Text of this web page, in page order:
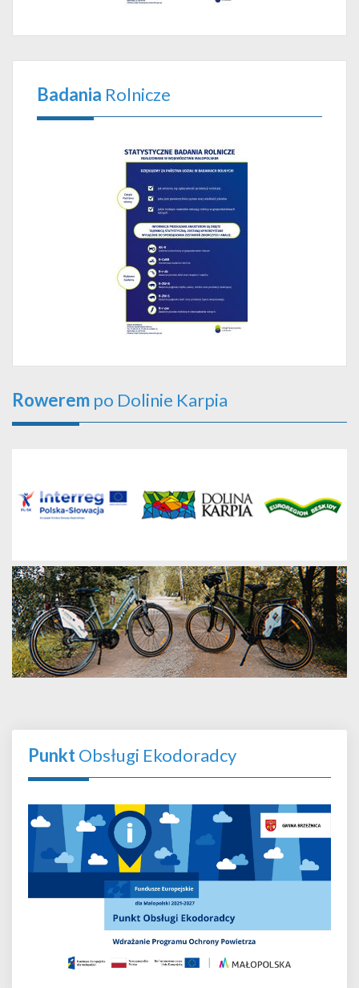
Badania Rolnicze
Rowerem po Dolinie Karpia
PunktObsługi Ekodoradcy